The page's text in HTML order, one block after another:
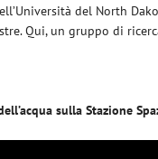
del North
Qui, un gruppo di
sulla Stazione